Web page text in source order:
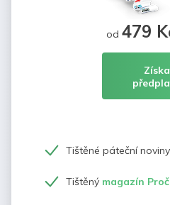
od 479
Tištěné páteční
Tištěný magazín